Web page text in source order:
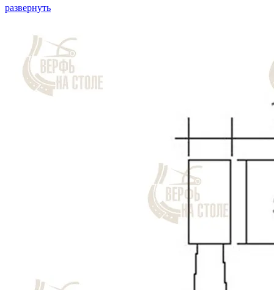
развернуть